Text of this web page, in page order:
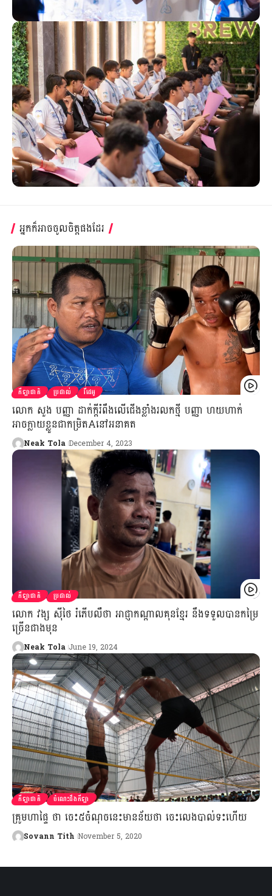
អ្នកក៏អាចចូលចិត្តផងដែរ
កីឡាជាតិ ប្រដាល់ វីដេអូ
លោក សួង បញ្ញា ដាក់ក្ដីរំពឹងលើជើងខ្លាំងរលកថ្មី បញ្ញា ហយហាក់
អាចក្លាយខ្លួនជាកម្រិតAនៅអនាគត
Neak Tola December 4, 2023
កីឡាជាតិ ប្រដាល់
លោក វង្ស ស៊ីថៃ រំភើបលឺថា អាជ្ញាកណ្ដាលគុនខ្មែរ នឹងទទួលបានកម្រៃ
ច្រើនជាងមុន
Neak Tola June 19, 2024
កីឡាជាតិ ចំណេះដឹងកីឡា
គ្រូមហាផ្ទៃ ថា ចេះ៥ចំណុចនេះមានន័យថា ចេះលេងបាល់ទះហើយ
Sovann Tith November 5, 2020